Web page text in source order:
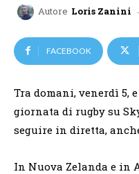
Autore Loris Zanini
FACEBOOK
Tra domani, venerdì 5,
giornata di rugby su
seguire in diretta,
In Nuova Zelanda e in